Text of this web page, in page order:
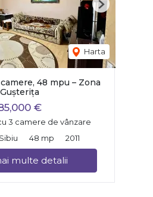
Harta
Next
48 mpu – Zona
Gușterița
€
3 camere de vânzare
48 mp 2011
multe detalii